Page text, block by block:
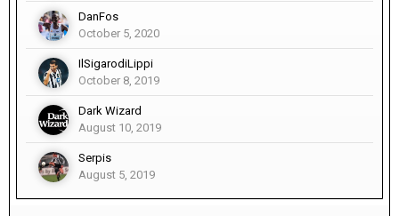
DanFos
October 5, 2020
IlSigarodiLippi
October 8, 2019
Dark Wizard
August 10, 2019
Serpis
August 5, 2019